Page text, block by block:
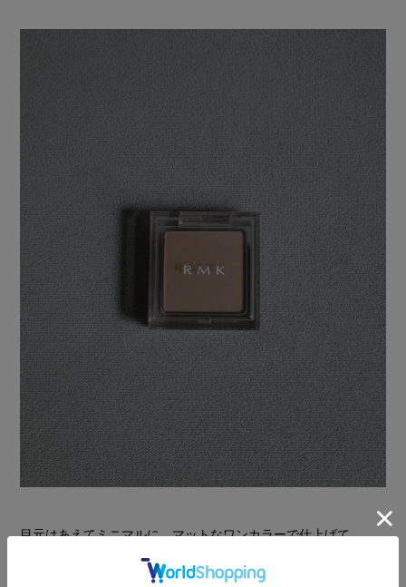
目元はあえてミニマルに、マットなワンカラーで仕上げて。
今回使用したアイシャドウは、ほんのりくすみ感のあるソフト